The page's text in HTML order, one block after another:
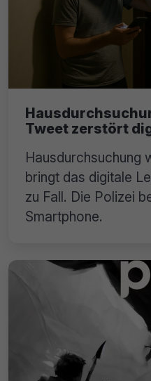
Tweet zerstört
Hausdurchsuchung
bringt das digitale
zu Fall. Die Polizei
Smartphone.